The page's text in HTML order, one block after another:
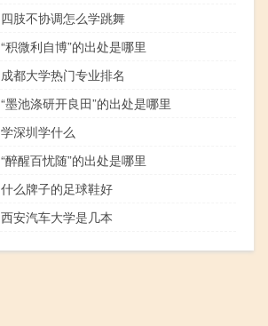
四肢不协调怎么学跳舞
“积微利自博”的出处是哪里
成都大学热门专业排名
“墨池涤研开良田”的出处是哪里
学深圳学什么
“醉醒百忧随”的出处是哪里
什么牌子的足球鞋好
西安汽车大学是几本